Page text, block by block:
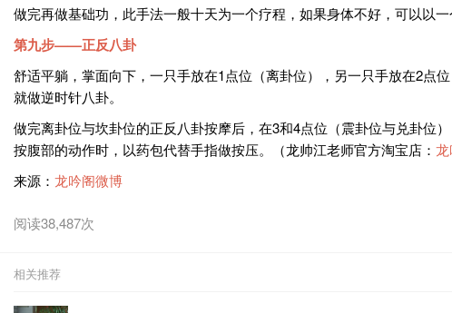
做完再做基础功，此手法一般十天为一个疗程，如果身体不好，可以以一
第九步——正反八卦
舒适平躺，掌面向下，一只手放在1点位（离卦位），另一只手放在2点
就做逆时针八卦。
做完离卦位与坎卦位的正反八卦按摩后，在3和4点位（震卦位与兑卦位
按腹部的动作时，以药包代替手指做按压。（龙帅江老师官方淘宝店：
来源： 龙吟阁微博
阅读38,487次
相关推荐